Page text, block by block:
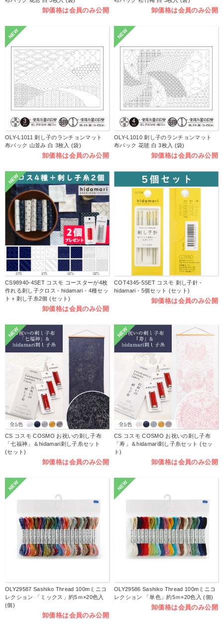
卸価格は会員のみ公開 卸価格は会員のみ公開
NEW
OLY-L1011 刺し子のランチョンマット
布パック 山並み 白 3枚入 (袋)
卸価格は会員のみ公開
NEW
OLY-L1010 刺し子のランチョンマット
布パック 花毬 白 3枚入 (袋)
卸価格は会員のみ公開
NEW
CS98940-4SET コスモ コースターが4枚
作れる刺し子クロス - hidamari - 4種セッ
ト＋刺し子糸2個 (セット)
卸価格は会員のみ公開
COT4345-5SET コスモ 刺し子針 -
hidamari - 5個セット (セット)
卸価格は会員のみ公開
NEW
CS コスモ COSMO お祝いの刺し子布
「七福神」＆hidamari刺し子糸セット
(セット)
卸価格は会員のみ公開
NEW
CS コスモ COSMO お祝いの刺し子布
「寿」＆hidamari刺し子糸セット (セッ
ト)
卸価格は会員のみ公開
NEW
OLY29587 Sashiko Thread 100mミニコ
レクション 「ミックス」約5ｍ×20色入
(個)
卸価格は会員のみ公開
NEW
OLY29586 Sashiko Thread 100mミニコ
レクション 「単色」約5ｍ×20色入 (個)
卸価格は会員のみ公開